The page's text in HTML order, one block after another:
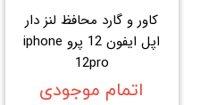
کاور و گارد محافظ لنز دار
اپل ایفون 12 پرو iphone
12pro
اتمام موجودی